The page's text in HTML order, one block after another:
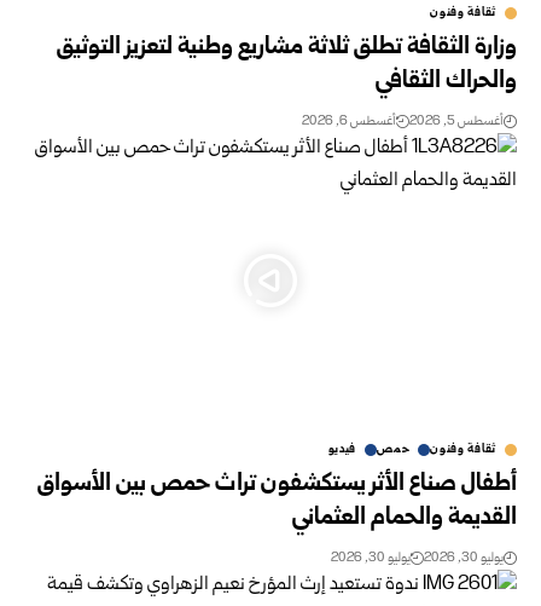
ثقافة وفنون
وزارة الثقافة تطلق ثلاثة مشاريع وطنية لتعزيز التوثيق
والحراك الثقافي
أغسطس 5, 2026 أغسطس 6, 2026
ثقافة وفنون حمص فيديو
أطفال صناع الأثر يستكشفون تراث حمص بين الأسواق
القديمة والحمام العثماني
يوليو 30, 2026 يوليو 30, 2026